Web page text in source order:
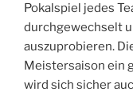
Pokalspiel jedes
durchgewechselt
auszuprobieren.
Meistersaison ein
wird sich sicher